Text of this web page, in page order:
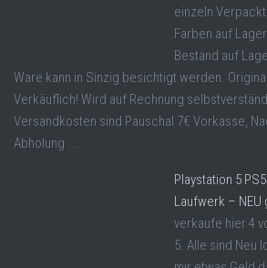
einzeln
Farben auf
Bestand auf
Ware kann in Sinzig besichtigt werden.
Verkäuflich! Wird auf Rechnung
Versandkosten sind Pauschal 7€ Vorkasse,
Abholung ...
Playstation 5
Laufwerk – NEU
verkaufe hier 4
5. Alle sind Neu